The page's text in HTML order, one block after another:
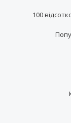
100